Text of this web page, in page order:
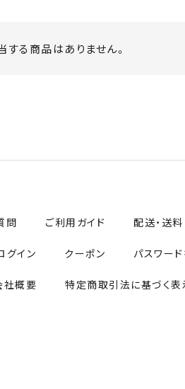
る商品はありません。
問 ご利用ガイド 配送・送料
グイン クーポン パスワー
社概要 特定商取引法に基づく表